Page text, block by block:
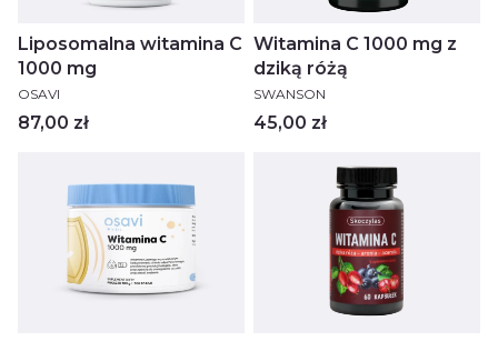
Liposomalna witamina C
1000 mg
PRODUCENT
OSAVI
Cena
87,00 zł
Witamina C 1000 mg z
dziką różą
PRODUCENT
SWANSON
Cena
45,00 zł